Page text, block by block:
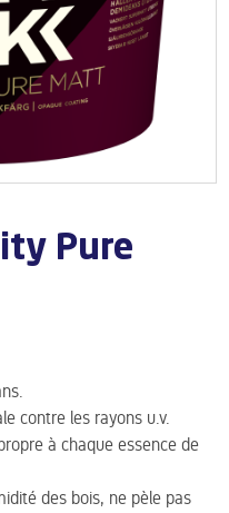
Pure
contre les rayons u.v.
à chaque essence de
des bois, ne pèle pas